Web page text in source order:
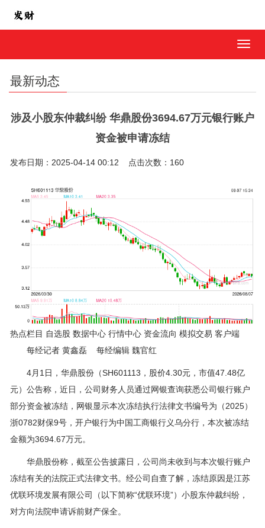
最新动态
涉及小股东仲裁纠纷 华鼎股份3694.67万元银行账户
资金被申请冻结
发布日期：2025-04-14 00:12 点击次数：160
热点栏目 自选股 数据中心 行情中心 资金流向 模拟交易 客户端
每经记者 黄鑫磊 每经编辑 魏官红
4月1日，华鼎股份（SH601113，股价4.30元，市值47.48亿
元）公告称，近日，公司财务人员通过网银查询获悉公司银行账户
部分资金被冻结，网银显示本次冻结执行法律文书编号为（2025）
浙0782财保9号，开户银行为中国工商银行义乌分行，本次被冻结
金额为3694.67万元。
华鼎股份称，截至公告披露日，公司尚未收到与本次银行账户
冻结有关的法院正式法律文书。经公司自查了解，冻结原因是江苏
优联环境发展有限公司（以下简称“优联环境”）小股东仲裁纠纷，
对方向法院申请诉前财产保全。